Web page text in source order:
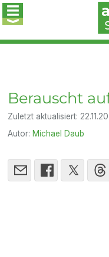
Berauscht
Zuletzt aktualisiert:
Autor: Michael Daub